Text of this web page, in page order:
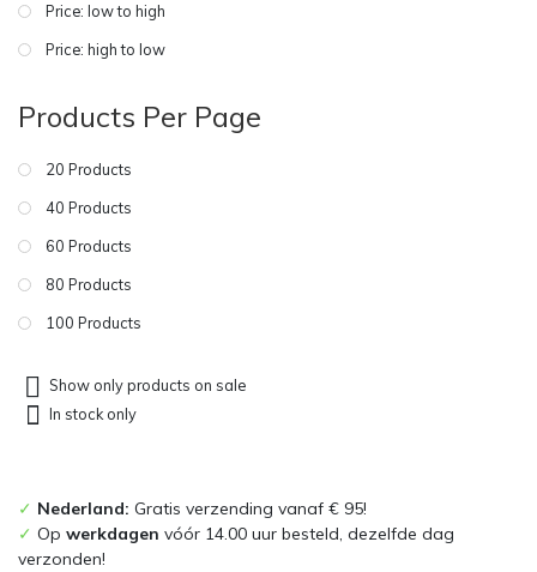
Price: low to high
Price: high to low
Products Per Page
20 Products
40 Products
60 Products
80 Products
100 Products
Show only products on sale
In stock only
✓ Nederland: Gratis verzending vanaf € 95!
✓ Op werkdagen vóór 14.00 uur besteld, dezelfde dag
verzonden!